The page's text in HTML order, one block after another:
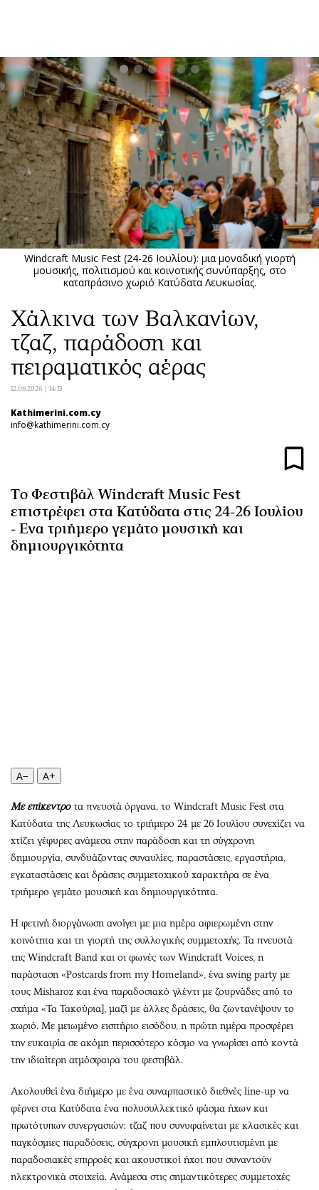
ΚΑΤΗΓΟΡΙΕΣ ΣΥΝΔΕΣΗ
Κύπρος
Παιδεία
Υγεία
Πολιτική
Βουλευτικές 2026
Εκλογές 2024
Προεδρικές 2023
Δημοσκοπήσεις
Διπλωματία
Αθλητισμός
Κύπρος
Ελλάδα
Διεθνή
Κληρώσεις Allwyn
Επιχειρήσεις
Αγορές
Money Review
Θέατρο-Χορός
Μουσική
Εικαστικά
Βιβλίο
Χειρόγραφα
Απόψεις
Αρθρογραφία
The Hill
Υγεία
Αγγελίες
Ενοικιάζονται
Πωλούνται
Ζητούν εργασία
Θέσεις εργασίας
Νέα
Κινητά-tablets
Γενικά
Αναδρομές
Προσφορές
Προσωπικότητες στην ''Κ''
Επιστολές
Windcraft Music Fest (24-26 Ιουλίου): μια μοναδική γιορτή
μουσικής, πολιτισμού και κοινοτικής συνύπαρξης, στο
καταπράσινο χωριό Κατύδατα Λευκωσίας.
Χάλκινα των Βαλκανίων,
τζαζ, παράδοση και
πειραματικός αέρας
12.06.2026 | 14:13
Kathimerini.com.cy
info@kathimerini.com.cy
Tο Φεστιβάλ Windcraft Music Fest
επιστρέφει στα Κατύδατα στις 24-26 Ιουλίου
- Ενα τριήμερο γεμάτο μουσική και
δημιουργικότητα
A− A+
Με επίκεντροτα πνευστά όργανα, το Windcraft Music Fest στα
Κατύδατα της Λευκωσίας το τριήμερο 24 με 26 Ιουλίου συνεχίζει να
χτίζει γέφυρες ανάμεσα στην παράδοση και τη σύγχρονη
δημιουργία, συνδυάζοντας συναυλίες, παραστάσεις, εργαστήρια,
εγκαταστάσεις και δράσεις συμμετοχικού χαρακτήρα σε ένα
τριήμερο γεμάτο μουσική και δημιουργικότητα.
Η φετινή διοργάνωση ανοίγει με μια ημέρα αφιερωμένη στην
κοινότητα και τη γιορτή της συλλογικής συμμετοχής. Τα πνευστά
της Windcraft Band και οι φωνές των Windcraft Voices, η
παράσταση «Postcards from my Homeland», ένα swing party με
τους Misharoz και ένα παραδοσιακό γλέντι με ζουρνάδες από το
σχήμα «Τα Τακούρια], μαζί με άλλες δράσεις, θα ζωντανέψουν το
χωριό. Με μειωμένο εισιτήριο εισόδου, η πρώτη ημέρα προσφέρει
την ευκαιρία σε ακόμη περισσότερο κόσμο να γνωρίσει από κοντά
την ιδιαίτερη ατμόσφαιρα του φεστιβάλ.
Ακολουθεί ένα διήμερο με ένα συναρπαστικό διεθνές line-up να
φέρνει στα Κατύδατα ένα πολυσυλλεκτικό φάσμα ήχων και
πρωτότυπων συνεργασιών: τζαζ που συνυφαίνεται με κλασικές και
παγκόσμιες παραδόσεις, σύγχρονη μουσική εμπλουτισμένη με
παραδοσιακές επιρροές και ακουστικοί ήχοι που συναντούν
ηλεκτρονικά στοιχεία. Ανάμεσα στις σημαντικότερες συμμετοχές